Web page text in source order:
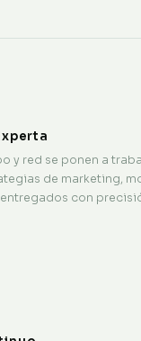
y red se ponen a
de marketing,
con